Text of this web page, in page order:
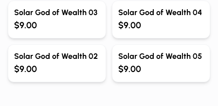
Out of Stock
Solar God of Wealth 03
$9.00
Solar God of Wealth 04
$9.00
Out of Stock
Solar God of Wealth 02
$9.00
Solar God of Wealth 05
$9.00